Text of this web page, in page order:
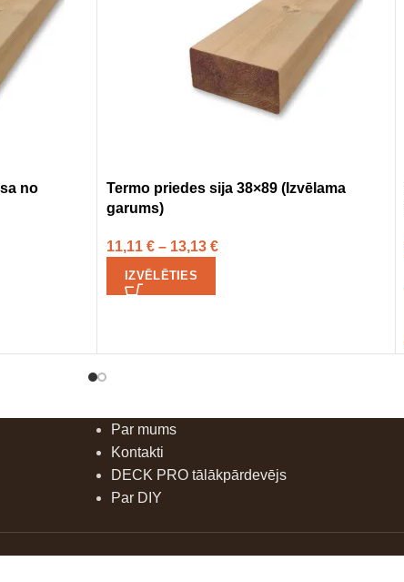
no
Termo priedes sija 38×89 (Izvēlama
garums)
11,11 € – 13,13 €
IZVĒLĒTIES
Par mums
Kontakti
DECK PRO tālākpārdevējs
Par DIY